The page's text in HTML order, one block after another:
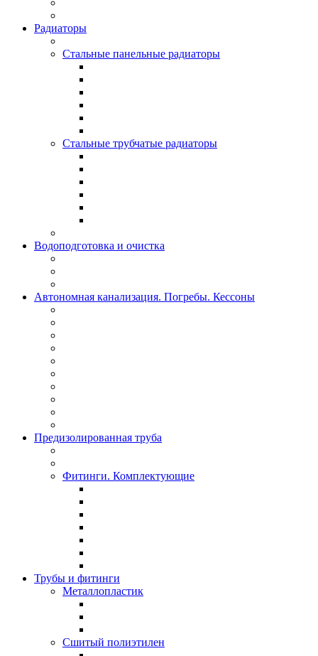
Радиаторы
Стальные панельные радиаторы
Стальные трубчатые радиаторы
Водоподготовка и очистка
Автономная канализация. Погребы. Кессоны
Предизолированная труба
Фитинги. Комплектующие
Трубы и фитинги
Металлопластик
Сшитый полиэтилен